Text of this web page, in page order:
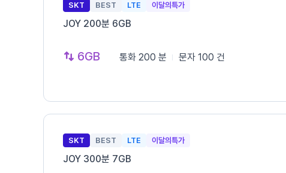
SKT BEST LTE 이달의특가
JOY 200분 6GB
6GB 통화 200 분 문자 100 건
SKT BEST LTE 이달의특가
JOY 300분 7GB